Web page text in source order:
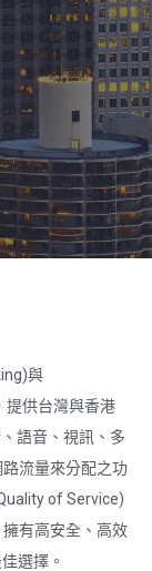
與
提供台灣與香港
語音、視訊、多
流量來分配之功
of Service)
有高安全、高效
選擇。